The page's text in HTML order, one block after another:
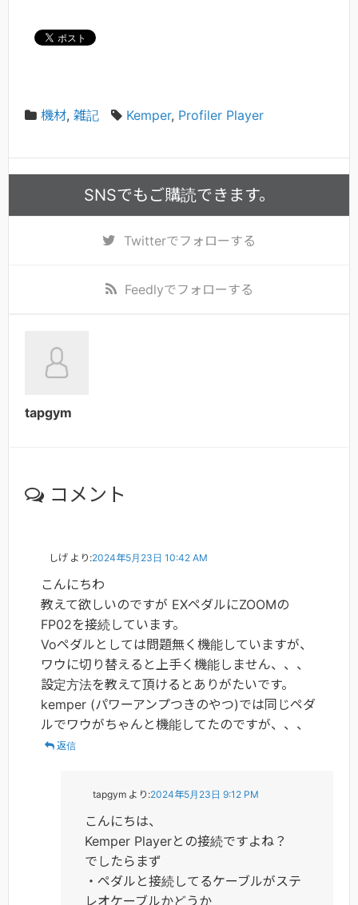
機材, 雑記 Kemper, Profiler Player
SNSでもご購読できます。
Twitterでフォローする
Feedlyでフォローする
tapgym
コメント
しげ より:2024年5月23日 10:42 AM
こんにちわ
教えて欲しいのですが EXペダルにZOOMの
FP02を接続しています。
Voペダルとしては問題無く機能していますが、
ワウに切り替えると上手く機能しません、、、
設定方法を教えて頂けるとありがたいです。
kemper (パワーアンプつきのやつ)では同じペダ
ルでワウがちゃんと機能してたのですが、、、
返信
tapgym より:2024年5月23日 9:12 PM
こんにちは、
Kemper Playerとの接続ですよね？
でしたらまず
・ペダルと接続してるケーブルがステ
レオケーブルかどうか